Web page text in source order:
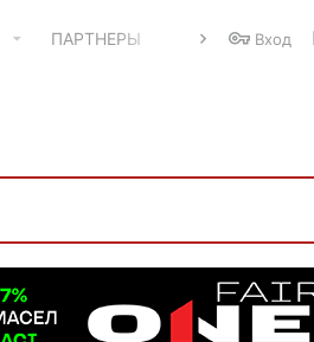
ПАРТНЕРЫ Вход